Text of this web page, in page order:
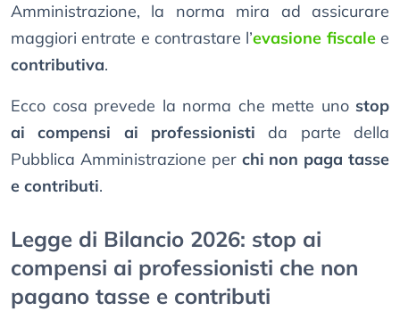
Amministrazione, la norma mira ad assicurare
maggiori entrate e contrastare l’evasione fiscalee
contributiva.
Ecco cosa prevede la norma che mette uno stop
ai compensi ai professionisti da parte della
Pubblica Amministrazione per chi non paga tasse
e contributi.
Legge di Bilancio 2026: stop ai
compensi ai professionisti che non
pagano tasse e contributi